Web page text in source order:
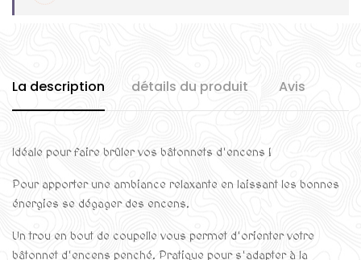
La description détails du produit Avis
Idéale pour faire brûler vos bâtonnets d'encens !
Pour apporter une ambiance relaxante en laissant les bonnes
énergies se dégager des encens.
Un trou en bout de coupelle vous permet d'orienter votre
bâtonnet d'encens penché. Pratique pour s'adapter à la